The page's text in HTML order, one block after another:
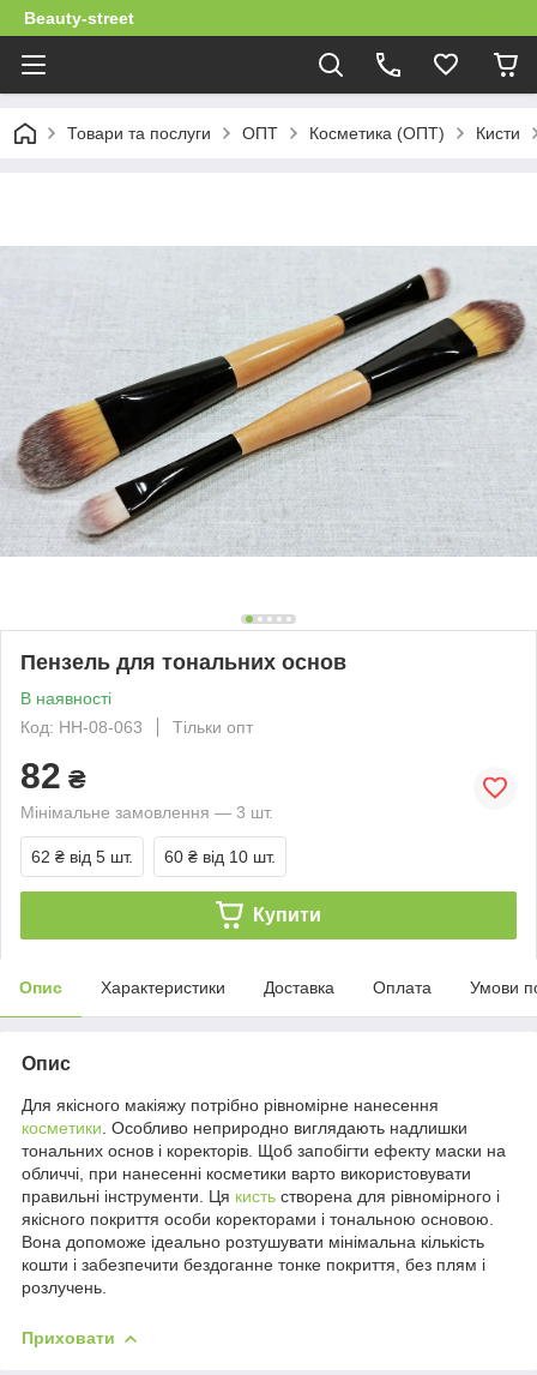
Beauty-street
Товари та послуги ОПТ Косметика (ОПТ) Кисти
Пензель для тональних основ
В наявності
Код: НН-08-063
Тільки опт
82 ₴
Мінімальне замовлення — 3 шт.
62 ₴ від 5 шт. 60 ₴ від 10 шт.
Купити
Опис Характеристики Доставка Оплата Умови
Опис
Для якісного макіяжу потрібно рівномірне нанесення
косметики . Особливо неприродно виглядають надлишки
тональних основ і коректорів. Щоб запобігти ефекту маски на
обличчі, при нанесенні косметики варто використовувати
правильні інструменти. Ця кисть створена для рівномірного і
якісного покриття особи коректорами і тональною основою.
Вона допоможе ідеально розтушувати мінімальна кількість
кошти і забезпечити бездоганне тонке покриття, без плям і
розлучень.
Приховати